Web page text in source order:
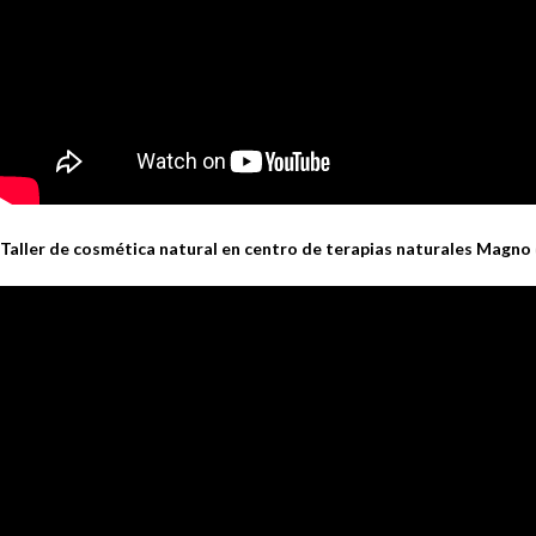
Taller de cosmética natural en centro de terapias naturales Magno